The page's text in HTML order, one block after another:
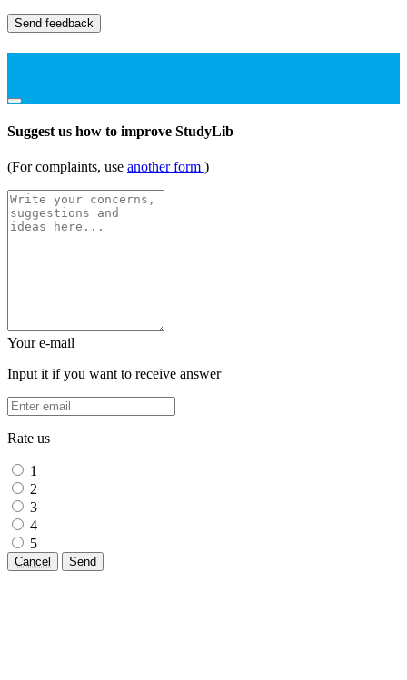
Send feedback
Suggest us how to improve StudyLib
(For complaints, use another form )
Your e-mail
Input it if you want to receive answer
Rate us
1
2
3
4
5
Cancel Send